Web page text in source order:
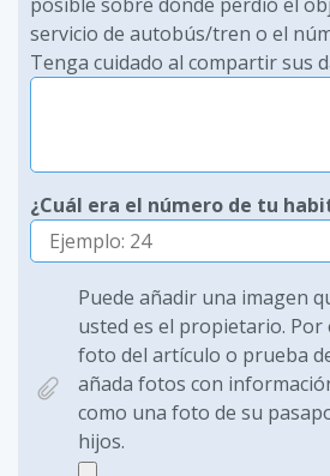
servicio de autobús/tren o el
Tenga cuidado al compartir sus
¿Cuál era el número de tu
Puede añadir una imagen
usted es el propietario. Por
foto del artículo o prueba
añada fotos con
como una foto de su
hijos.